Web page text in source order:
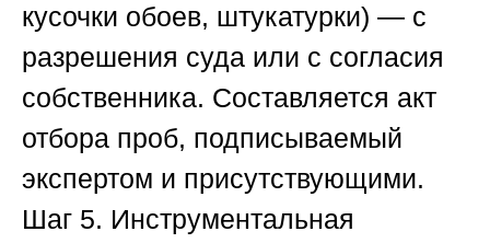
кусочки обоев, штукатурки) — с
разрешения суда или с согласия
собственника. Составляется акт
отбора проб, подписываемый
экспертом и присутствующими.
Шаг 5. Инструментальная